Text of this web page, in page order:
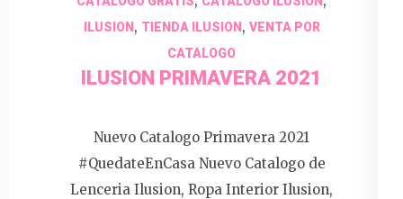
ILUSION, TIENDA ILUSION, VENTA POR
CATALOGO
ILUSION PRIMAVERA 2021
Nuevo Catalogo Primavera 2021
#QuedateEnCasa Nuevo Catalogo de
Lenceria Ilusion, Ropa Interior Ilusion,